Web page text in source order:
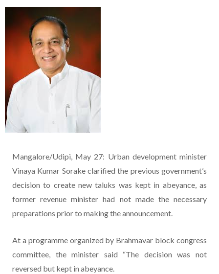
Mangalore/Udipi, May 27: Urban development minister
Vinaya Kumar Sorake clarified the previous government’s
decision to create new taluks was kept in abeyance, as
former revenue minister had not made the necessary
preparations prior to making the announcement.
At a programme organized by Brahmavar block congress
committee, the minister said “The decision was not
reversed but kept in abeyance.